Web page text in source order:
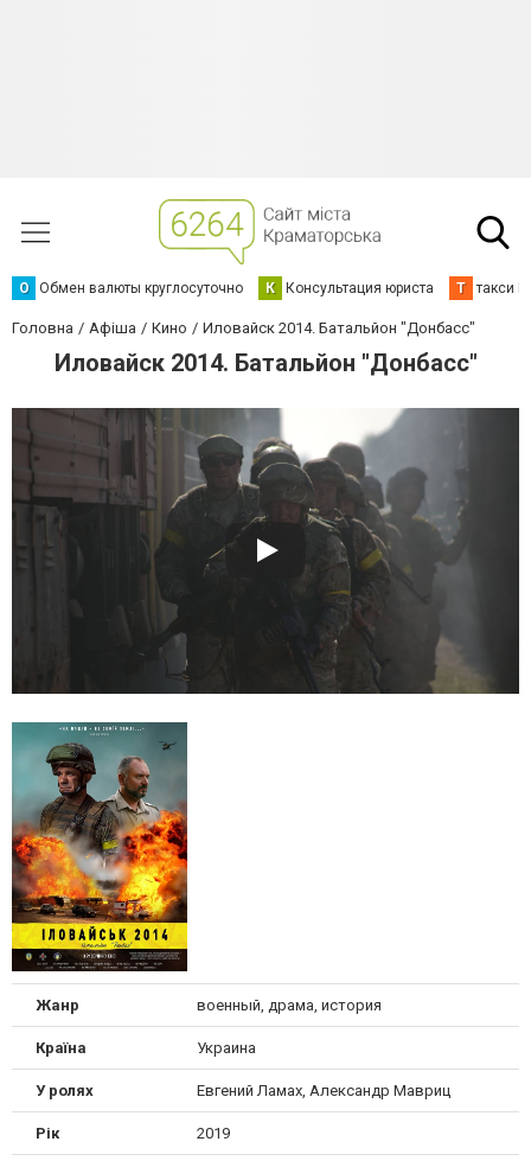
О Обмен валюты круглосуточно К Консультация юриста Т такси
Головна Афіша Кино Иловайск 2014. Батальйон "Донбасс"
Иловайск 2014. Батальйон "Донбасс"
Жанр военный, драма, история
Країна Украина
У ролях Евгений Ламах, Александр Мавриц
Рік 2019